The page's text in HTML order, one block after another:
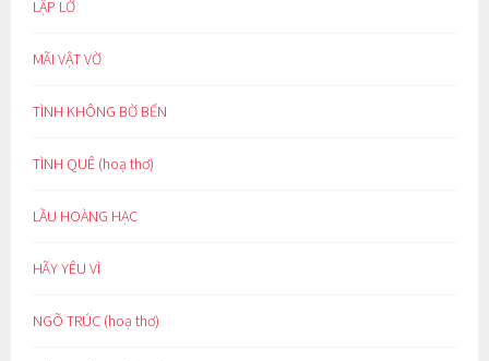
LẬP LỜ
MÃI VẬT VỜ
TÌNH KHÔNG BỜ BẾN
TÌNH QUÊ (hoạ thơ)
LẦU HOÀNG HẠC
HÃY YÊU VÌ
NGÕ TRÚC (hoạ thơ)